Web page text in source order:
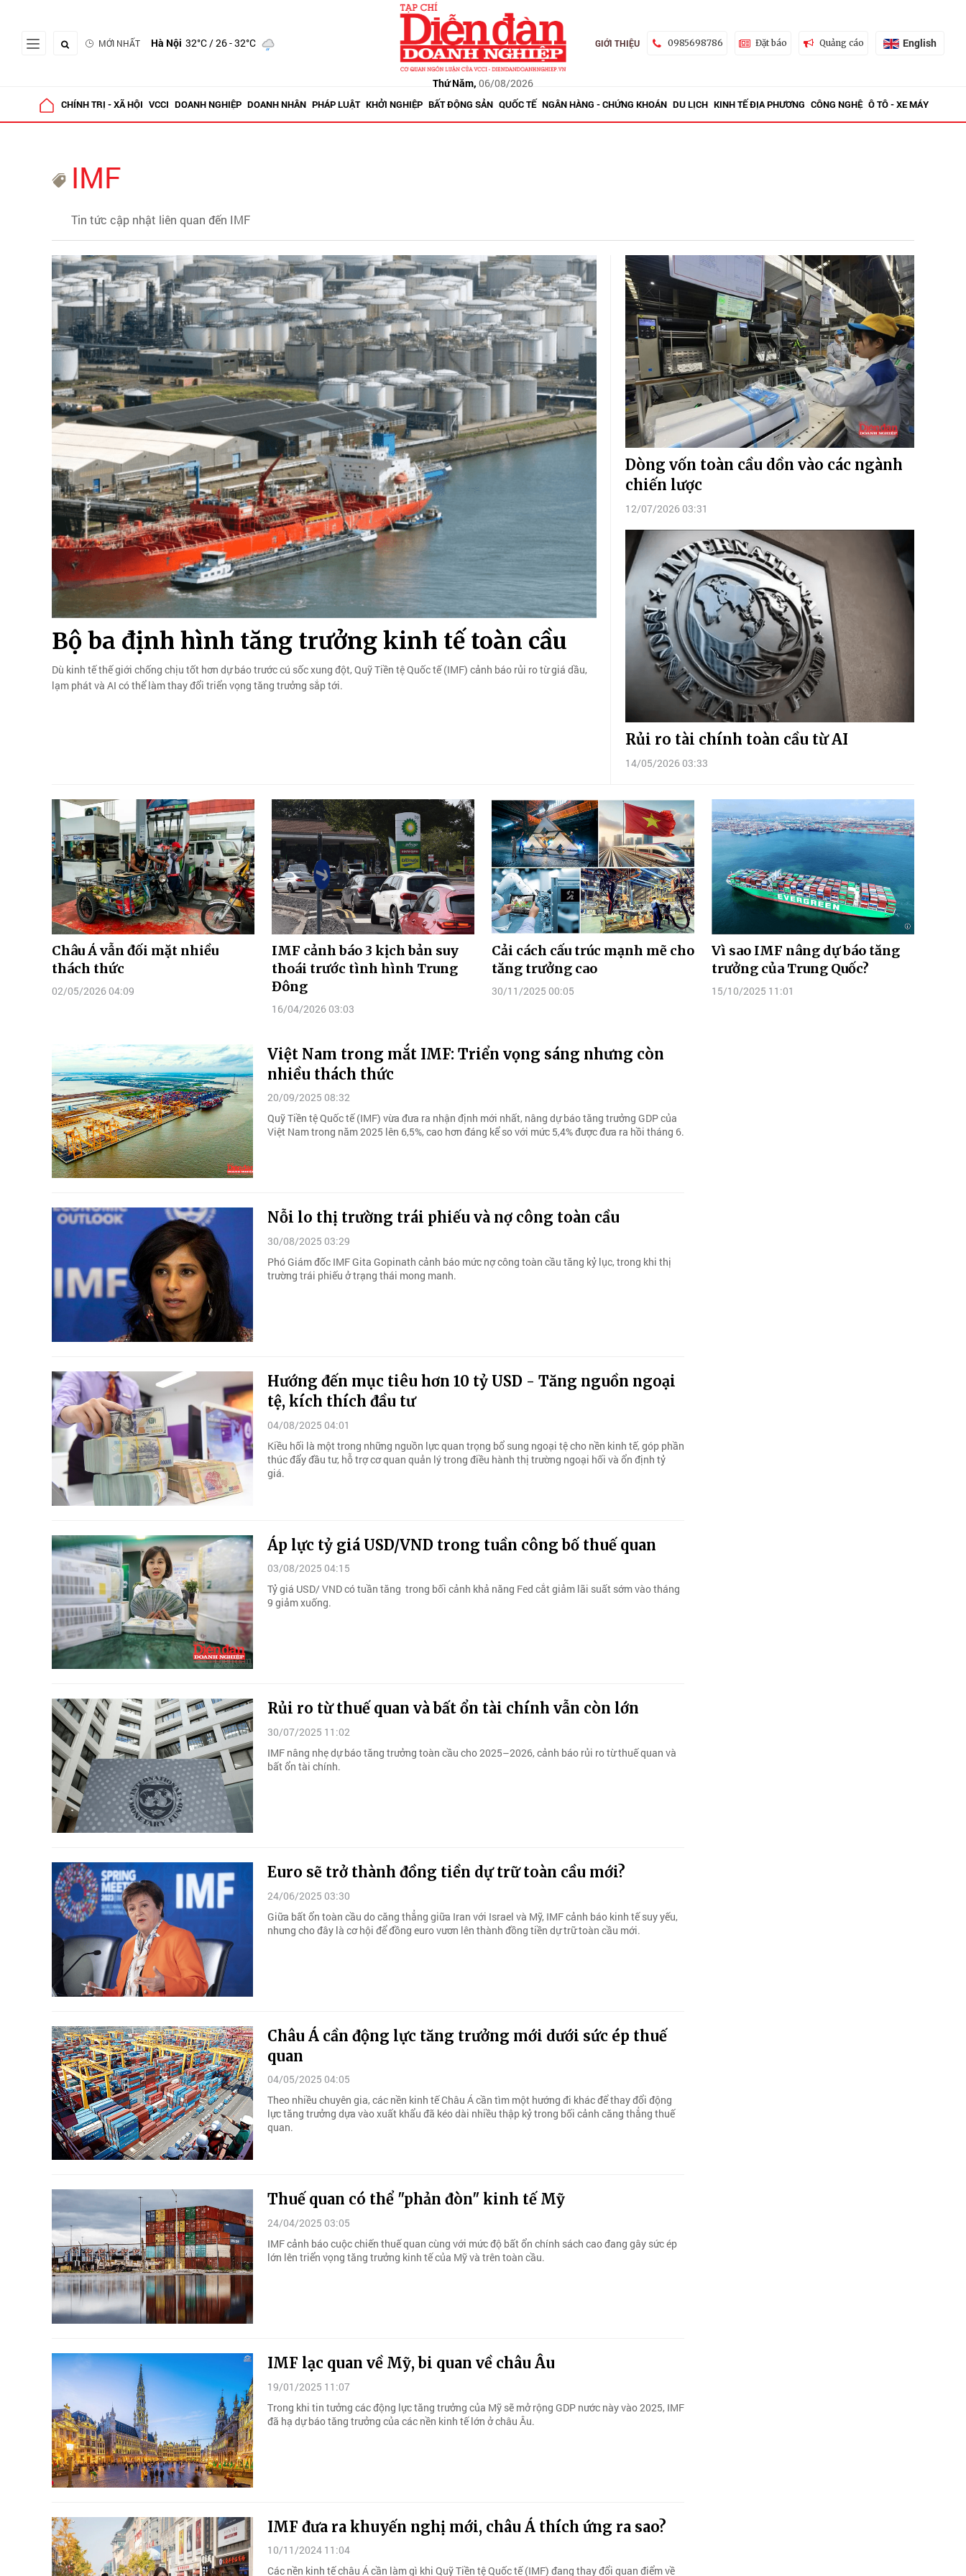
MỚI NHẤT Hà Nội 32°C/ 26 - 32°C
Thứ Năm, 06/08/2026
GIỚI THIỆU 0985698786 Đặt báo Quảng cáo English
CHÍNH TRỊ - XÃ HỘI VCCI DOANH NGHIỆP DOANH NHÂN PHÁP LUẬT KHỞI NGHIỆP BẤT ĐỘNG SẢN QUỐC TẾ NGÂN HÀNG - CHỨNG KHOÁN DU LỊCH KINH TẾ ĐỊA PHƯƠNG CÔNG NGHỆ Ô TÔ - XE MÁY
IMF
Tin tức cập nhật liên quan đến IMF
Bộ ba định hình tăng trưởng kinh tế toàn cầu
Dù kinh tế thế giới chống chịu tốt hơn dự báo trước cú sốc xung đột, Quỹ Tiền tệ Quốc tế (IMF) cảnh báo rủi ro từ giá dầu,
lạm phát và AI có thể làm thay đổi triển vọng tăng trưởng sắp tới.
Dòng vốn toàn cầu dồn vào các ngành
chiến lược
12/07/2026 03:31
Rủi ro tài chính toàn cầu từ AI
14/05/2026 03:33
Châu Á vẫn đối mặt nhiều
thách thức
02/05/2026 04:09
IMF cảnh báo 3 kịch bản suy
thoái trước tình hình Trung
Đông
16/04/2026 03:03
Cải cách cấu trúc mạnh mẽ cho
tăng trưởng cao
30/11/2025 00:05
Vì sao IMF nâng dự báo tăng
trưởng của Trung Quốc?
15/10/2025 11:01
Việt Nam trong mắt IMF: Triển vọng sáng nhưng còn
nhiều thách thức
20/09/2025 08:32
Quỹ Tiền tệ Quốc tế (IMF) vừa đưa ra nhận định mới nhất, nâng dự báo tăng trưởng GDP của
Việt Nam trong năm 2025 lên 6,5%, cao hơn đáng kể so với mức 5,4% được đưa ra hồi tháng 6.
Nỗi lo thị trường trái phiếu và nợ công toàn cầu
30/08/2025 03:29
Phó Giám đốc IMF Gita Gopinath cảnh báo mức nợ công toàn cầu tăng kỷ lục, trong khi thị
trường trái phiếu ở trạng thái mong manh.
Hướng đến mục tiêu hơn 10 tỷ USD - Tăng nguồn ngoại
tệ, kích thích đầu tư
04/08/2025 04:01
Kiều hối là một trong những nguồn lực quan trọng bổ sung ngoại tệ cho nền kinh tế, góp phần
thúc đẩy đầu tư, hỗ trợ cơ quan quản lý trong điều hành thị trường ngoại hối và ổn định tỷ
giá.
Áp lực tỷ giá USD/VND trong tuần công bố thuế quan
03/08/2025 04:15
Tỷ giá USD/ VND có tuần tăng trong bối cảnh khả năng Fed cắt giảm lãi suất sớm vào tháng
9 giảm xuống.
Rủi ro từ thuế quan và bất ổn tài chính vẫn còn lớn
30/07/2025 11:02
IMF nâng nhẹ dự báo tăng trưởng toàn cầu cho 2025–2026, cảnh báo rủi ro từ thuế quan và
bất ổn tài chính.
Euro sẽ trở thành đồng tiền dự trữ toàn cầu mới?
24/06/2025 03:30
Giữa bất ổn toàn cầu do căng thẳng giữa Iran với Israel và Mỹ, IMF cảnh báo kinh tế suy yếu,
nhưng cho đây là cơ hội để đồng euro vươn lên thành đồng tiền dự trữ toàn cầu mới.
Châu Á cần động lực tăng trưởng mới dưới sức ép thuế
quan
04/05/2025 04:05
Theo nhiều chuyên gia, các nền kinh tế Châu Á cần tìm một hướng đi khác để thay đổi động
lực tăng trưởng dựa vào xuất khẩu đã kéo dài nhiều thập kỷ trong bối cảnh căng thẳng thuế
quan.
Thuế quan có thể "phản đòn" kinh tế Mỹ
24/04/2025 03:05
IMF cảnh báo cuộc chiến thuế quan cùng với mức độ bất ổn chính sách cao đang gây sức ép
lớn lên triển vọng tăng trưởng kinh tế của Mỹ và trên toàn cầu.
IMF lạc quan về Mỹ, bi quan về châu Âu
19/01/2025 11:07
Trong khi tin tưởng các động lực tăng trưởng của Mỹ sẽ mở rộng GDP nước này vào 2025, IMF
đã hạ dự báo tăng trưởng của các nền kinh tế lớn ở châu Âu.
IMF đưa ra khuyến nghị mới, châu Á thích ứng ra sao?
10/11/2024 11:04
Các nền kinh tế châu Á cần làm gì khi Quỹ Tiền tệ Quốc tế (IMF) đang thay đổi quan điểm về